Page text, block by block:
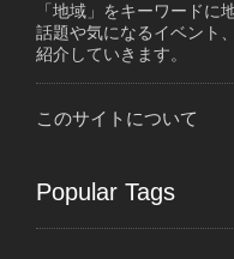
「地域」をキーワードに
話題や気になるイベント
紹介していきます。
このサイトについて
Popular Tags